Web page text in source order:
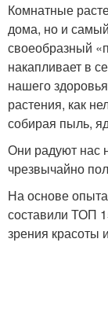
Комнатные
дома, но и
своеобразный
накапливает в
нашего
растения, как
собирая пыль,
Они радуют нас
чрезвычайно
На основе
составили ТОП
зрения красоты